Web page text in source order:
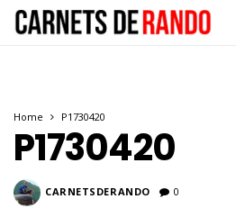
Home P1730420
P1730420
CARNETSDERANDO 0